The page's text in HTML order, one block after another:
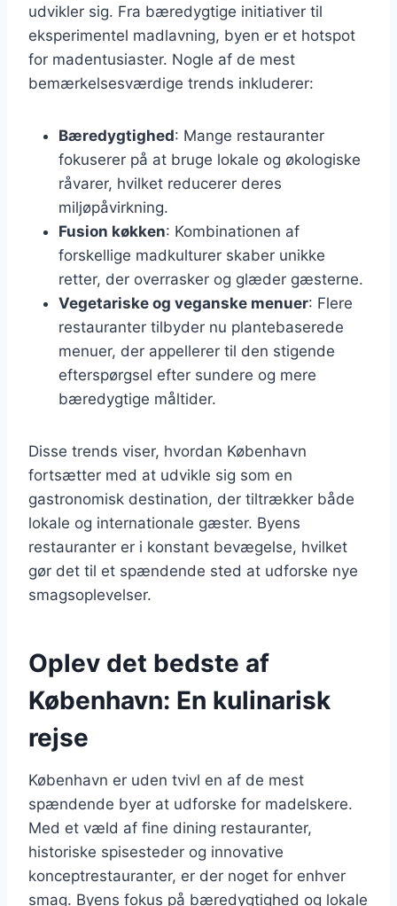
udvikler sig. Fra bæredygtige initiativer til
eksperimentel madlavning, byen er et hotspot
for madentusiaster. Nogle af de mest
bemærkelsesværdige trends inkluderer:
Bæredygtighed: Mange restauranter
fokuserer på at bruge lokale og økologiske
råvarer, hvilket reducerer deres
miljøpåvirkning.
Fusion køkken: Kombinationen af
forskellige madkulturer skaber unikke
retter, der overrasker og glæder gæsterne.
Vegetariske og veganske menuer: Flere
restauranter tilbyder nu plantebaserede
menuer, der appellerer til den stigende
efterspørgsel efter sundere og mere
bæredygtige måltider.
Disse trends viser, hvordan København
fortsætter med at udvikle sig som en
gastronomisk destination, der tiltrækker både
lokale og internationale gæster. Byens
restauranter er i konstant bevægelse, hvilket
gør det til et spændende sted at udforske nye
smagsoplevelser.
Oplev det bedste af
København: En kulinarisk
rejse
København er uden tvivl en af de mest
spændende byer at udforske for madelskere.
Med et væld af fine dining restauranter,
historiske spisesteder og innovative
konceptrestauranter, er der noget for enhver
smag. Byens fokus på bæredygtighed og lokale